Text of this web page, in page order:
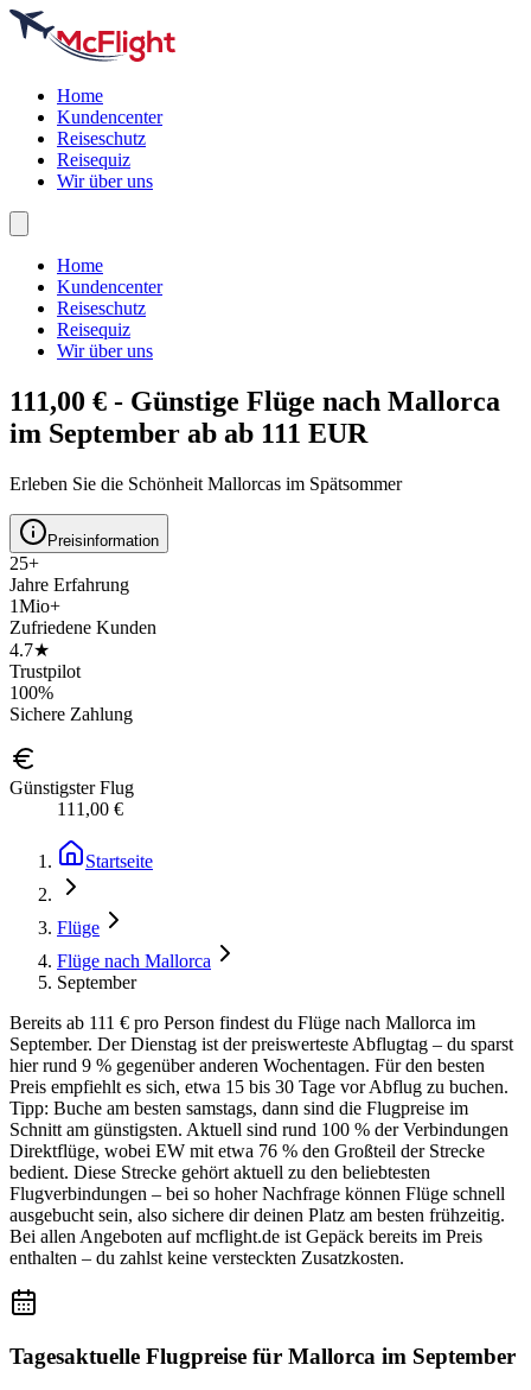
Home
Kundencenter
Reiseschutz
Reisequiz
Wir über uns
Home
Kundencenter
Reiseschutz
Reisequiz
Wir über uns
111,00 € - Günstige Flüge nach Mallorca
im September ab ab 111 EUR
Erleben Sie die Schönheit Mallorcas im Spätsommer
Preisinformation
25+
Jahre Erfahrung
1Mio+
Zufriedene Kunden
4.7★
Trustpilot
100%
Sichere Zahlung
Günstigster Flug
111,00 €
Startseite
Flüge
Flüge nach Mallorca
September
Bereits ab 111 € pro Person findest du Flüge nach Mallorca im
September. Der Dienstag ist der preiswerteste Abflugtag – du sparst
hier rund 9 % gegenüber anderen Wochentagen. Für den besten
Preis empfiehlt es sich, etwa 15 bis 30 Tage vor Abflug zu buchen.
Tipp: Buche am besten samstags, dann sind die Flugpreise im
Schnitt am günstigsten. Aktuell sind rund 100 % der Verbindungen
Direktflüge, wobei EW mit etwa 76 % den Großteil der Strecke
bedient. Diese Strecke gehört aktuell zu den beliebtesten
Flugverbindungen – bei so hoher Nachfrage können Flüge schnell
ausgebucht sein, also sichere dir deinen Platz am besten frühzeitig.
Bei allen Angeboten auf mcflight.de ist Gepäck bereits im Preis
enthalten – du zahlst keine versteckten Zusatzkosten.
Tagesaktuelle Flugpreise für Mallorca im September